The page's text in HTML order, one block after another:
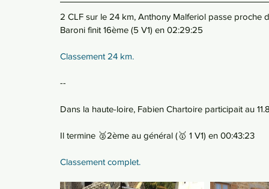
2 CLF sur le 24 km, Anthony Malferiol passe proche
Baroni finit 16ème (5 V1) en 02:29:25
Classement 24 km.
--
Dans la haute-loire, Fabien Chartoire participait au
Il termine 🥈2ème au général (🥇 1 V1) en 00:43:23
Classement complet.